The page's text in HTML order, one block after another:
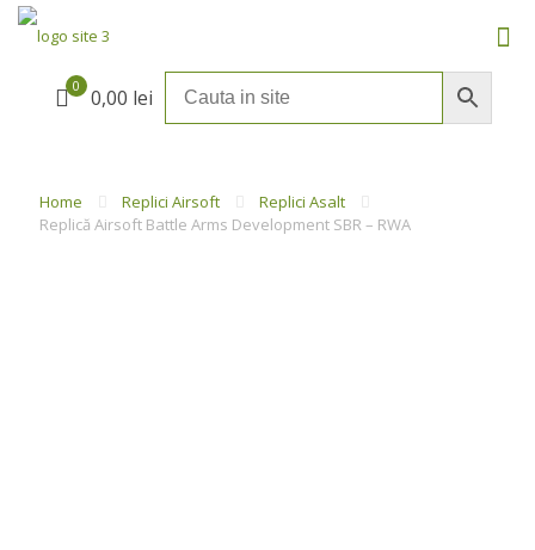
0 0,00 lei
Home Replici Airsoft
Replici Asalt
Replică Airsoft Battle Arms Development SBR – RWA